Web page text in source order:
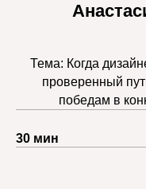
Тема: Когда
проверенный
победам в
30 мин